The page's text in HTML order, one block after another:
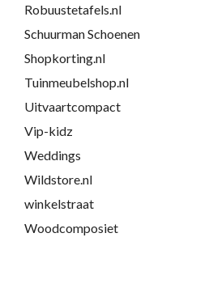
Robuustetafels.nl
Schuurman Schoenen
Shopkorting.nl
Tuinmeubelshop.nl
Uitvaartcompact
Vip-kidz
Weddings
Wildstore.nl
winkelstraat
Woodcomposiet